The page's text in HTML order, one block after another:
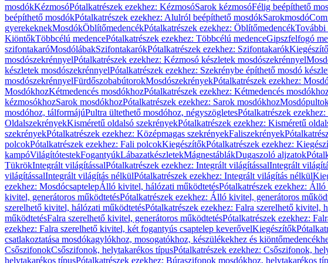
mosdókKézmosóPótalkatrészek ezekhez: KézmosóSarok kézmosóFélig beépíthető
beépíthető mosdókPótalkatrészek ezekhez: Alulról beépíthető mosdókSarokmosdó
gyerekeknekMosdókÖblítőmedencékPótalkatrészek ezekhez: ÖblítőmedencékTovábbi
KiöntőkTöbbcélú medencePótalkatrészek ezekhez: Többcélú medenceGipszfelfogó
szifontakaróMosdólábakSzifontakarókPótalkatrészek ezekhez: Szifontakarók
mosdószekrénnyelPótalkatrészek ezekhez: Kézmosó készletek mosdószekrénnyel
készletek mosdószekrénnyelPótalkatrészek ezekhez: Szekrénybe építhető mosdó
mosdószekrénnyelFürdőszobabútorokMosdószekrényekPótalkatrészek ezekhez:
MosdókhozKétmedencés mosdókhozPótalkatrészek ezekhez: Kétmedencés
kézmosókhozSarok mosdókhozPótalkatrészek ezekhez: Sarok mosdókhoz
mosdóhoz, tálformájúPultra ültethető mosdóhoz, négyszögletesPótalkatrészek
OldalszekrényekKisméretű oldalsó szekrényekPótalkatrészek ezekhez: Kisméretű
szekrényekPótalkatrészek ezekhez: Középmagas szekrényekFaliszekrények
polcokPótalkatrészek ezekhez: Fali polcokKiegészítőkPótalkatrészek ezekhez:
kampóVilágítótestekFogantyúkLábazatkészletekMágnestáblákDugaszoló aljzatok
TükrökIntegrált világítássalPótalkatrészek ezekhez: Integrált világítássalIntegrált
világítássalIntegrált világítás nélkülPótalkatrészek ezekhez: Integrált világítás nélkül
ezekhez: MosdócsaptelepÁlló kivitel, hálózati működtetésPótalkatrészek ezekhez:
kivitel, generátoros működtetésPótalkatrészek ezekhez: Álló kivitel, generátoros
szerelhető kivitel, hálózati működtetésPótalkatrészek ezekhez: Falra szerelhető kivitel,
működtetésFalra szerelhető kivitel, generátoros működtetésPótalkatrészek ezekhez:
ezekhez: Falra szerelhető kivitel, két fogantyús csaptelep keverővelKiegészítők
csatlakoztatása mosdókagylókhoz, mosogatókhoz, készülékekhez és
CsőszifonokCsőszifonok, helytakarékos típusPótalkatrészek ezekhez: Csőszifonok,
helytakarékos típusPótalkatrészek ezekhez: Búraszifonok mosdókhoz, helytakarékos